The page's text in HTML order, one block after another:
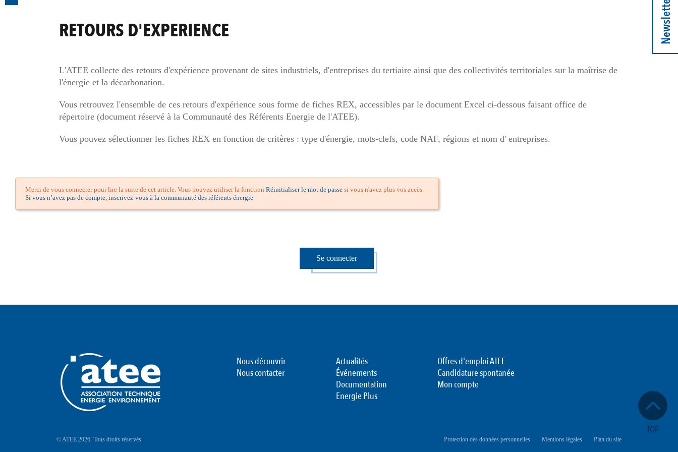
RETOURS D'EXPERIENCE
L'ATEE collecte des retours d'expérience provenant de sites industriels, d'entreprises du tertiaire ainsi que des collectivités territoriales sur la maîtrise de
l'énergie et la décarbonation.
Vous retrouvez l'ensemble de ces retours d'expérience sous forme de fiches REX, accessibles par le document Excel ci-dessous faisant office de
répertoire (document réservé à la Communauté des Référents Energie de l'ATEE).
Vous pouvez sélectionner les fiches REX en fonction de critères : type d'énergie, mots-clefs, code NAF, régions et nom d' entreprises.
Merci de vous connecter pour lire la suite de cet article. Vous pouvez utiliser la fonction Réinitialiser le mot de passe si vous n'avez plus vos accès.
Si vous n’avez pas de compte, inscrivez-vous à la communauté des référents énergie
Se connecter
Newsletter
Nous découvrir
Nous contacter
Actualités
Événements
Documentation
Energie Plus
Offres d'emploi ATEE
Candidature spontanée
Mon compte
© ATEE 2026. Tous droits réservés Protection des données personnelles Mentions légales Plan du site